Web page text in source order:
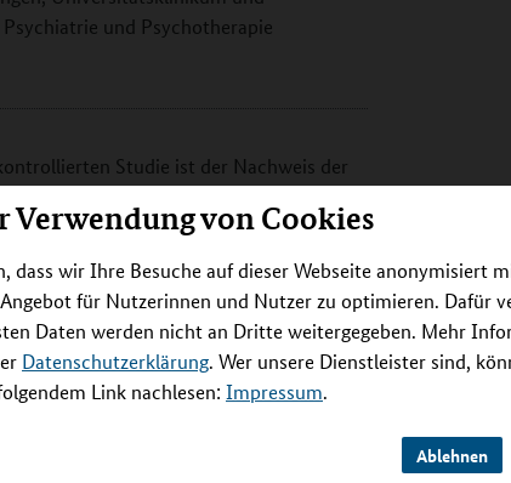
Verwendung von Cookies
dass wir Ihre Besuche auf dieser Webseite anonymisiert
für Nutzerinnen und Nutzer zu optimieren. Dafür
Daten werden nicht an Dritte weitergegeben. Mehr
Datenschutzerklärung. Wer unsere Dienstleister sind,
Link nachlesen: Impressum.
Ablehnen
und Psychotherapie
Studie ist der Nachweis der
der Behandlung von Patienten mit
und ist gegenüber
eine weiterentwickelte Stimulationsart.
sie einerseits für Patienten
Routine einzubinden ist. In der
und / oder psychotherapeutischen
dieses Verfahrens zu prüfen.
teilnehmen. Um die Wirksamkeit
eine Scheinstimulation erhalten.
(Veränderung der